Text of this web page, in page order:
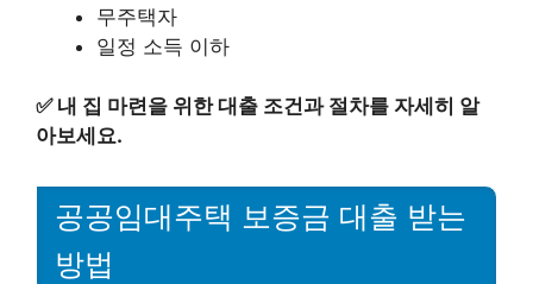
무주택자
일정 소득 이하
✅ 내 집 마련을 위한 대출 조건과 절차를 자세히 알
아보세요.
공공임대주택 보증금 대출 받는
방법